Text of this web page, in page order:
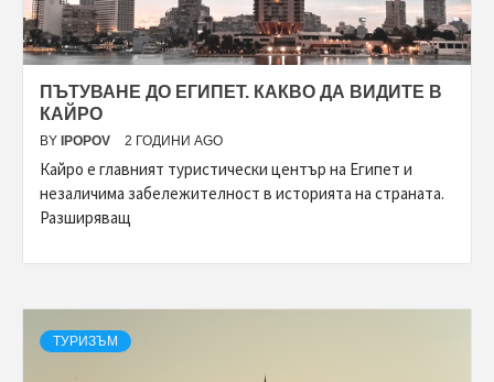
ПЪТУВАНЕ ДО ЕГИПЕТ. КАКВО ДА ВИДИТЕ В
КАЙРО
BY IPOPOV 2 ГОДИНИ AGO
Кайро е главният туристически център на Египет и
незаличима забележителност в историята на страната.
Разширяващ
ТУРИЗЪМ